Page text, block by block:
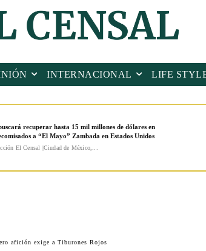
INTERNACIONAL LIFE
recuperar hasta 15 mil millones de dólares en
a “El Mayo” Zambada en Estados Unidos
El Censal |Ciudad de México,...
afición exige a Tiburones Rojos